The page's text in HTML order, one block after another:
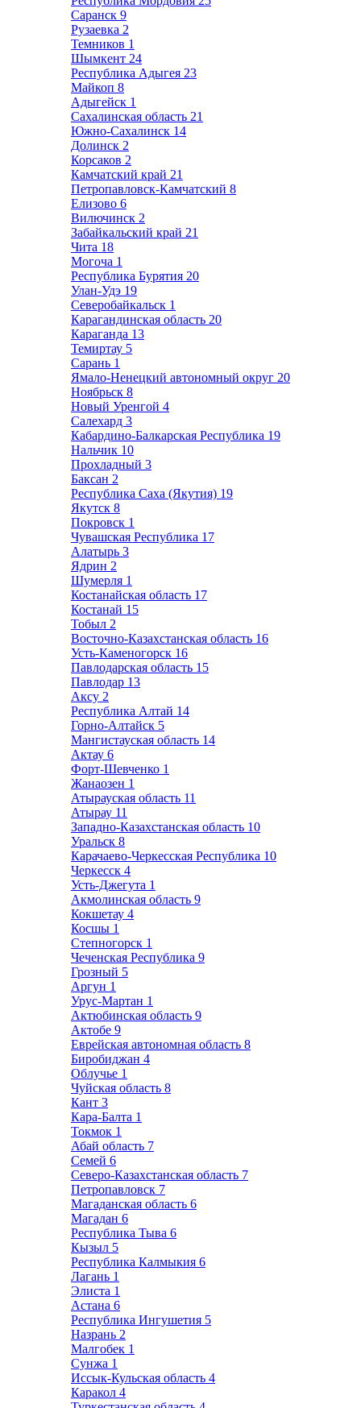
Саранск 9
Рузаевка 2
Темников 1
Шымкент 24
Республика Адыгея 23
Майкоп 8
Адыгейск 1
Сахалинская область 21
Южно-Сахалинск 14
Долинск 2
Корсаков 2
Камчатский край 21
Петропавловск-Камчатский 8
Елизово 6
Вилючинск 2
Забайкальский край 21
Чита 18
Могоча 1
Республика Бурятия 20
Улан-Удэ 19
Северобайкальск 1
Карагандинская область 20
Караганда 13
Темиртау 5
Сарань 1
Ямало-Ненецкий автономный округ 20
Ноябрьск 8
Новый Уренгой 4
Салехард 3
Кабардино-Балкарская Республика 19
Нальчик 10
Прохладный 3
Баксан 2
Республика Саха (Якутия) 19
Якутск 8
Покровск 1
Чувашская Республика 17
Алатырь 3
Ядрин 2
Шумерля 1
Костанайская область 17
Костанай 15
Тобыл 2
Восточно-Казахстанская область 16
Усть-Каменогорск 16
Павлодарская область 15
Павлодар 13
Аксу 2
Республика Алтай 14
Горно-Алтайск 5
Мангистауская область 14
Актау 6
Форт-Шевченко 1
Жанаозен 1
Атырауская область 11
Атырау 11
Западно-Казахстанская область 10
Уральск 8
Карачаево-Черкесская Республика 10
Черкесск 4
Усть-Джегута 1
Акмолинская область 9
Кокшетау 4
Косшы 1
Степногорск 1
Чеченская Республика 9
Грозный 5
Аргун 1
Урус-Мартан 1
Актюбинская область 9
Актобе 9
Еврейская автономная область 8
Биробиджан 4
Облучье 1
Чуйская область 8
Кант 3
Кара-Балта 1
Токмок 1
Абай область 7
Семей 6
Северо-Казахстанская область 7
Петропавловск 7
Магаданская область 6
Магадан 6
Республика Тыва 6
Кызыл 5
Республика Калмыкия 6
Лагань 1
Элиста 1
Астана 6
Республика Ингушетия 5
Назрань 2
Малгобек 1
Сунжа 1
Иссык-Кульская область 4
Каракол 4